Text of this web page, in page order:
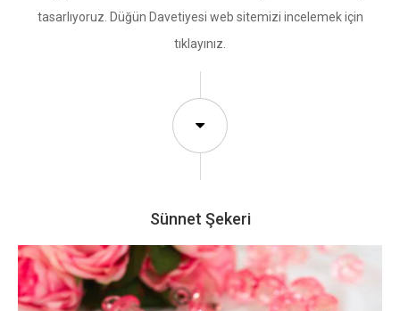
tasarlıyoruz. Düğün Davetiyesi web sitemizi incelemek için
tıklayınız.
Sünnet Şekeri